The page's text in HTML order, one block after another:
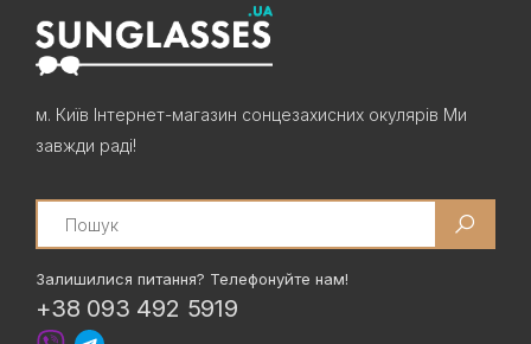
м. Київ Інтернет-магазин сонцезахисних окулярів Ми
завжди раді!
Search
Залишилися питання? Телефонуйте нам!
+38 093 492 5919